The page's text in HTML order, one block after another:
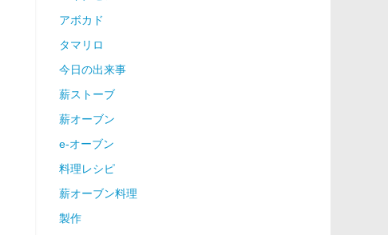
アボカド
タマリロ
今日の出来事
薪ストーブ
薪オーブン
e-オーブン
料理レシピ
薪オーブン料理
製作